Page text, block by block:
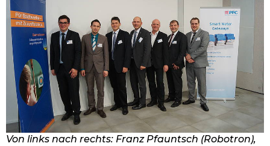
Von links nach rechts: Franz Pfauntsch (Robotron),